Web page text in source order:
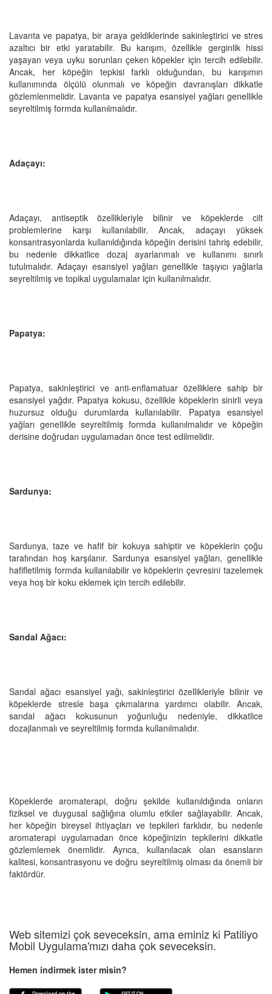
Lavanta ve papatya, bir araya geldiklerinde sakinleştirici ve stres
azaltıcı bir etki yaratabilir. Bu karışım, özellikle gerginlik hissi
yaşayan veya uyku sorunları çeken köpekler için tercih edilebilir.
Ancak, her köpeğin tepkisi farklı olduğundan, bu karışımın
kullanımında ölçülü olunmalı ve köpeğin davranışları dikkatle
gözlemlenmelidir. Lavanta ve papatya esansiyel yağları genellikle
seyreltilmiş formda kullanılmalıdır.
Adaçayı:
Adaçayı, antiseptik özellikleriyle bilinir ve köpeklerde cilt
problemlerine karşı kullanılabilir. Ancak, adaçayı yüksek
konsantrasyonlarda kullanıldığında köpeğin derisini tahriş edebilir,
bu nedenle dikkatlice dozaj ayarlanmalı ve kullanımı sınırlı
tutulmalıdır. Adaçayı esansiyel yağları genellikle taşıyıcı yağlarla
seyreltilmiş ve topikal uygulamalar için kullanılmalıdır.
Papatya:
Papatya, sakinleştirici ve anti-enflamatuar özelliklere sahip bir
esansiyel yağdır. Papatya kokusu, özellikle köpeklerin sinirli veya
huzursuz olduğu durumlarda kullanılabilir. Papatya esansiyel
yağları genellikle seyreltilmiş formda kullanılmalıdır ve köpeğin
derisine doğrudan uygulamadan önce test edilmelidir.
Sardunya:
Sardunya, taze ve hafif bir kokuya sahiptir ve köpeklerin çoğu
tarafından hoş karşılanır. Sardunya esansiyel yağları, genellikle
hafifletilmiş formda kullanılabilir ve köpeklerin çevresini tazelemek
veya hoş bir koku eklemek için tercih edilebilir.
Sandal Ağacı:
Sandal ağacı esansiyel yağı, sakinleştirici özellikleriyle bilinir ve
köpeklerde stresle başa çıkmalarına yardımcı olabilir. Ancak,
sandal ağacı kokusunun yoğunluğu nedeniyle, dikkatlice
dozajlanmalı ve seyreltilmiş formda kullanılmalıdır.
Köpeklerde aromaterapi, doğru şekilde kullanıldığında onların
fiziksel ve duygusal sağlığına olumlu etkiler sağlayabilir. Ancak,
her köpeğin bireysel ihtiyaçları ve tepkileri farklıdır, bu nedenle
aromaterapi uygulamadan önce köpeğinizin tepkilerini dikkatle
gözlemlemek önemlidir. Ayrıca, kullanılacak olan esansların
kalitesi, konsantrasyonu ve doğru seyreltilmiş olması da önemli bir
faktördür.
Web sitemizi çok seveceksin, ama eminiz ki Patiliyo
Mobil Uygulama'mızı daha çok seveceksin.
Hemen indirmek ister misin?